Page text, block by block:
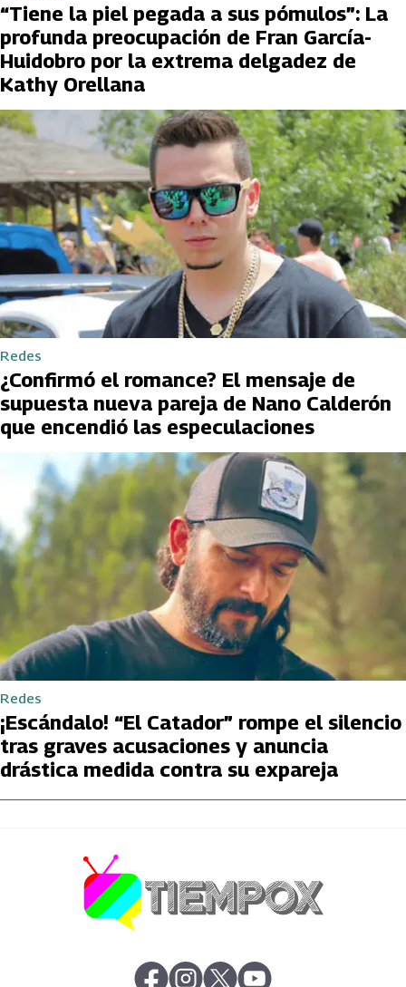
“Tiene la piel pegada a sus pómulos”: La
profunda preocupación de Fran García-
Huidobro por la extrema delgadez de
Kathy Orellana
Redes
¿Confirmó el romance? El mensaje de
supuesta nueva pareja de Nano Calderón
que encendió las especulaciones
Redes
¡Escándalo! “El Catador” rompe el silencio
tras graves acusaciones y anuncia
drástica medida contra su expareja
abre en nueva pestaña
abre en nueva pestaña
abre en nueva pestaña